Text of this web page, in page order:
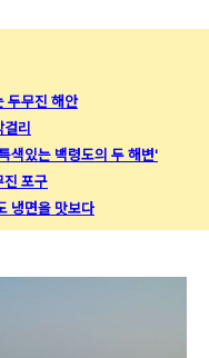
두무진 해안
리
색있는 백령도의 두 해변'
진 포구
냉면을 맛보다